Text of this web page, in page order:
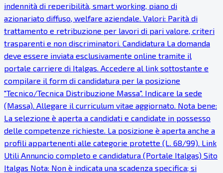
indennità di reperibilità, smart working, piano di
azionariato diffuso, welfare aziendale. Valori: Parità di
trattamento e retribuzione per lavori di pari valore, criteri
trasparenti e non discriminatori. Candidatura La domanda
deve essere inviata esclusivamente online tramite il
portale carriere di Italgas. Accedere al link sottostante e
compilare il form di candidatura per la posizione
"Tecnico/Tecnica Distribuzione Massa". Indicare la sede
(Massa). Allegare il curriculum vitae aggiornato. Nota bene:
La selezione è aperta a candidati e candidate in possesso
delle competenze richieste. La posizione è aperta anche a
profili appartenenti alle categorie protette (L. 68/99). Link
Utili Annuncio completo e candidatura (Portale Italgas) Sito
Italgas Nota: Non è indicata una scadenza specifica; si